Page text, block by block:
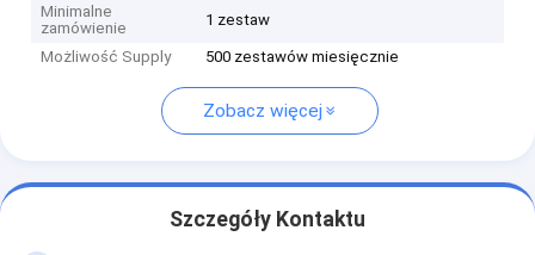
Minimalne
zamówienie
1 zestaw
Możliwość Supply 500 zestawów miesięcznie
Zobacz więcej
Szczegóły Kontaktu